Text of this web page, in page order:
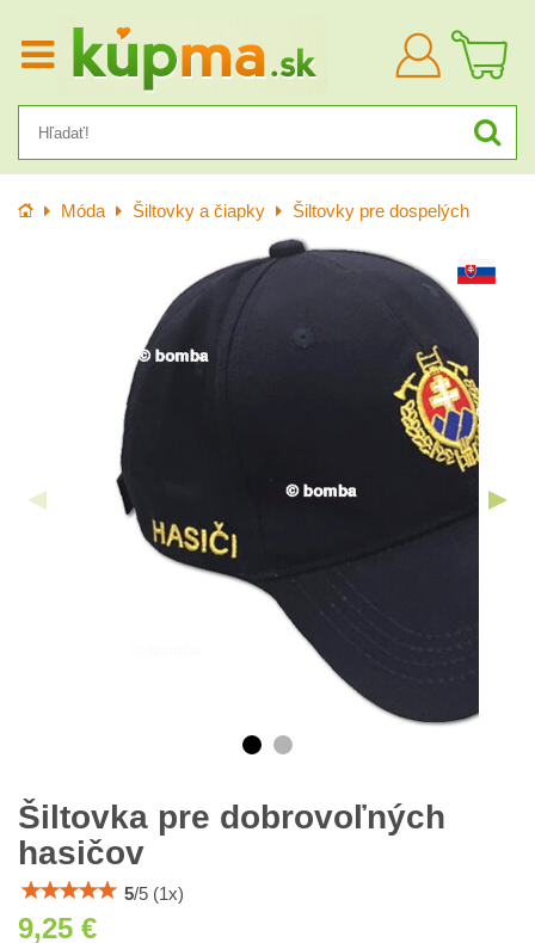
Prihlásiť
sa
Úvod Móda Šiltovky a čiapky Šiltovky pre dospelých
Šiltovka pre dobrovoľných
hasičov
5/5 (1 x)
9,25 €